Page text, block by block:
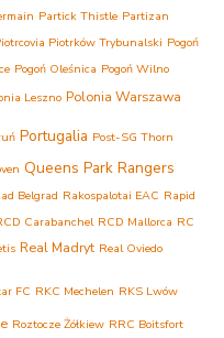
Partick Thistle Partizan
Piotrków Trybunalski Pogoń
Pogoń Oleśnica Pogoń Wilno
Leszno Polonia Warszawa
Portugalia Post-SG Thorn
Queens Park Rangers
Belgrad Rakospalotai EAC Rapid
Carabanchel RCD Mallorca RC
Real Madryt Real Oviedo
FC RKC Mechelen RKS Lwów
Roztocze Żółkiew RRC Boitsfort